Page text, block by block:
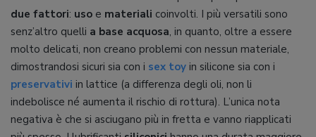
due fattori: uso e materiali coinvolti. I più versatili sono
senz’altro quelli a base acquosa, in quanto, oltre a essere
molto delicati, non creano problemi con nessun materiale,
dimostrandosi sicuri sia con i sex toy in silicone sia con i
preservativi in lattice (a differenza degli oli, non li
indebolisce né aumenta il rischio di rottura). L’unica nota
negativa è che si asciugano più in fretta e vanno riapplicati